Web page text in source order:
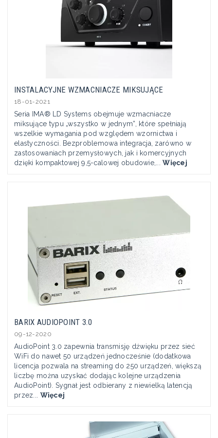
INSTALACYJNE WZMACNIACZE MIKSUJĄCE
18-01-2021
Seria IMA® LD Systems obejmuje wzmacniacze
miksujące typu „wszystko w jednym”, które spełniają
wszelkie wymagania pod względem wzornictwa i
elastyczności. Bezproblemowa integracja, zarówno w
zastosowaniach przemysłowych, jak i komercyjnych
dzięki kompaktowej 9,5-calowej obudowie,...Więcej
BARIX AUDIOPOINT 3.0
09-12-2020
AudioPoint 3.0 zapewnia transmisję dźwięku przez sieć
WiFi do nawet 50 urządzeń jednocześnie (dodatkowa
licencja pozwala na streaming do 250 urządzeń, większą
liczbę można uzyskać dodając kolejne urządzenia
AudioPoint). Sygnał jest odbierany z niewielką latencją
przez... Więcej